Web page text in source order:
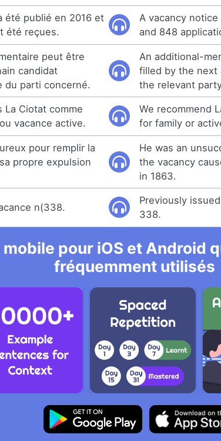
été publié en 2016 et
été reçues.
A vacancy
and 848
peut être
candidat
du parti concerné.
An additional-
filled by the next
the relevant
La Ciotat comme
vacance active.
We recommend
for family or
pour remplir la
propre expulsion
He was an
the vacancy
in 1863.
n(338.
Previously
338.
pour iOS et Android
fréquemment utilisés